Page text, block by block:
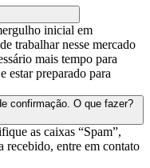
inicial em
trabalhar nesse mercado
mais tempo para
estar preparado para
confirmação. O que fazer?
as caixas “Spam”,
recebido, entre em contato